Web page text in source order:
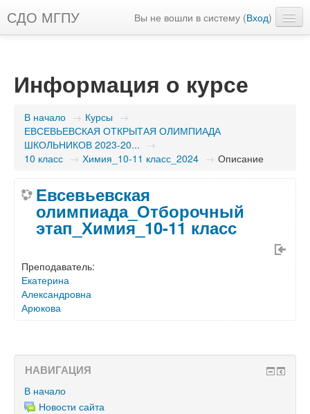
СДО МГПУ Вы не вошли в систему (Вход)
Информация о курсе
В начало → Курсы →
ЕВСЕВЬЕВСКАЯ ОТКРЫТАЯ ОЛИМПИАДА
ШКОЛЬНИКОВ 2023-20... →
10 класс → Химия_10-11 класс_2024 → Описание
Евсевьевская
олимпиада_Отборочный
этап_Химия_10-11 класс
Преподаватель:
Екатерина
Александровна
Арюкова
НАВИГАЦИЯ
В начало
Новости сайта